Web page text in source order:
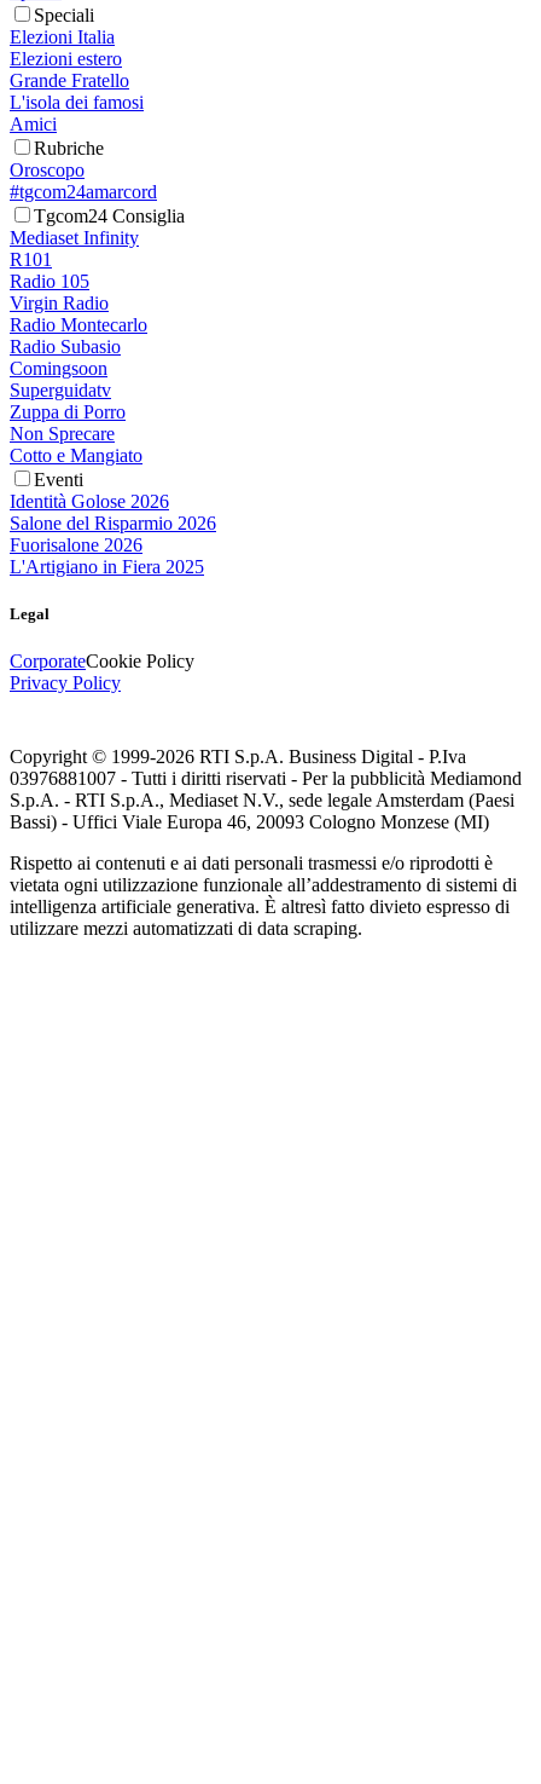
Speciali
Elezioni Italia
Elezioni estero
Grande Fratello
L'isola dei famosi
Amici
Rubriche
Oroscopo
#tgcom24amarcord
Tgcom24 Consiglia
Mediaset Infinity
R101
Radio 105
Virgin Radio
Radio Montecarlo
Radio Subasio
Comingsoon
Superguidatv
Zuppa di Porro
Non Sprecare
Cotto e Mangiato
Eventi
Identità Golose 2026
Salone del Risparmio 2026
Fuorisalone 2026
L'Artigiano in Fiera 2025
Legal
CorporateCookie Policy
Privacy Policy
Copyright © 1999-2026 RTI S.p.A. Business Digital - P.Iva
03976881007 - Tutti i diritti riservati - Per la pubblicità Mediamond
S.p.A. - RTI S.p.A., Mediaset N.V., sede legale Amsterdam (Paesi
Bassi) - Uffici Viale Europa 46, 20093 Cologno Monzese (MI)
Rispetto ai contenuti e ai dati personali trasmessi e/o riprodotti è
vietata ogni utilizzazione funzionale all’addestramento di sistemi di
intelligenza artificiale generativa. È altresì fatto divieto espresso di
utilizzare mezzi automatizzati di data scraping.